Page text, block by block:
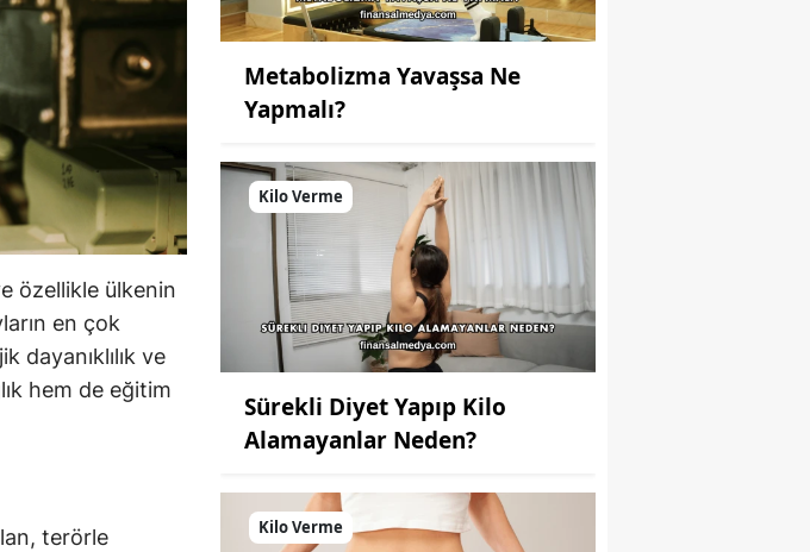
özellikle ülkenin
en çok
dayanıklılık ve
hem de eğitim
terörle
Metabolizma Yavaşsa Ne
Yapmalı?
Kilo Verme
Sürekli Diyet Yapıp Kilo
Alamayanlar Neden?
Kilo Verme